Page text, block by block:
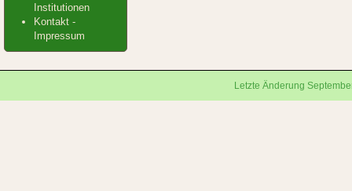
Institutionen
Kontakt -
Impressum
Letzte Änderung